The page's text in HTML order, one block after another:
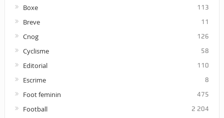
Boxe 113
Breve 11
Cnog 126
Cyclisme 58
Editorial 110
Escrime 8
Foot feminin 475
Football 2 204